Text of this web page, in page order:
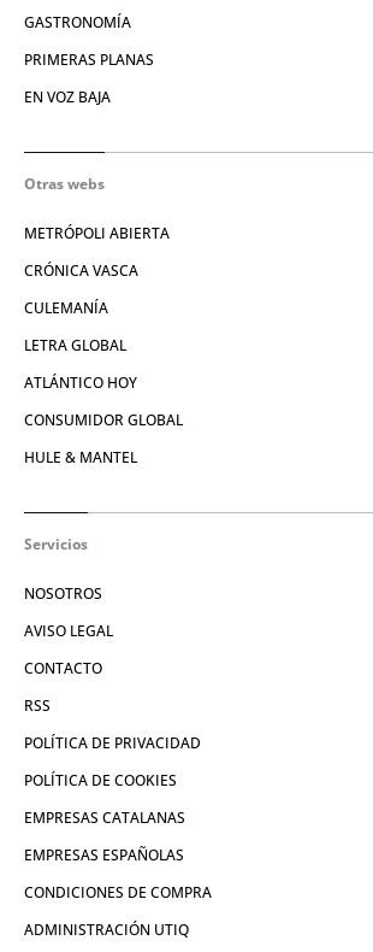
GASTRONOMÍA
PRIMERAS PLANAS
EN VOZ BAJA
Otras webs
METRÓPOLI ABIERTA
CRÓNICA VASCA
CULEMANÍA
LETRA GLOBAL
ATLÁNTICO HOY
CONSUMIDOR GLOBAL
HULE & MANTEL
Servicios
NOSOTROS
AVISO LEGAL
CONTACTO
RSS
POLÍTICA DE PRIVACIDAD
POLÍTICA DE COOKIES
EMPRESAS CATALANAS
EMPRESAS ESPAÑOLAS
CONDICIONES DE COMPRA
ADMINISTRACIÓN UTIQ